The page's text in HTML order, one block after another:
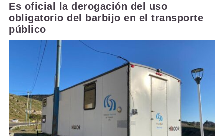
Es oficial la derogación del uso
obligatorio del barbijo en el transporte
público